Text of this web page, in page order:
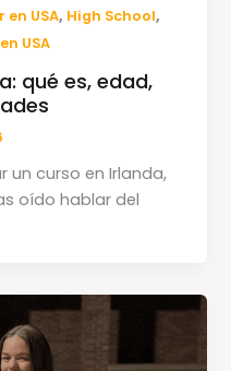
en USA, High School,
USA
qué es, edad,
un curso en Irlanda,
oído hablar del